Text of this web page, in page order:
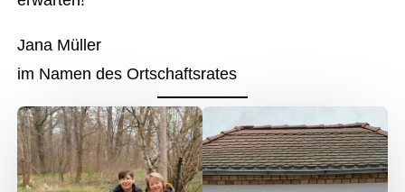
Jana Müller
im Namen des Ortschaftsrates